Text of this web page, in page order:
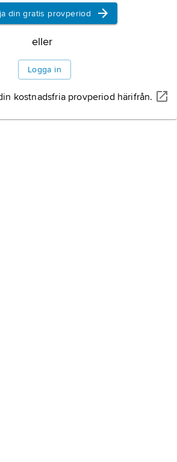
din gratis provperiod
eller
Logga in
kostnadsfria provperiod härifrån.